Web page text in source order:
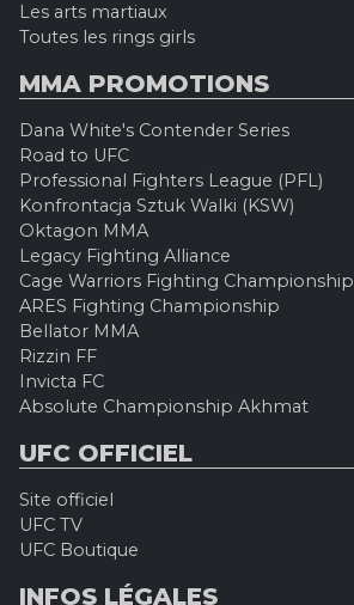
Les arts martiaux
Toutes les rings girls
MMA PROMOTIONS
Dana White's Contender Series
Road to UFC
Professional Fighters League (PFL)
Konfrontacja Sztuk Walki (KSW)
Oktagon MMA
Legacy Fighting Alliance
Cage Warriors Fighting Championship
ARES Fighting Championship
Bellator MMA
Rizzin FF
Invicta FC
Absolute Championship Akhmat
UFC OFFICIEL
Site officiel
UFC TV
UFC Boutique
INFOS LÉGALES